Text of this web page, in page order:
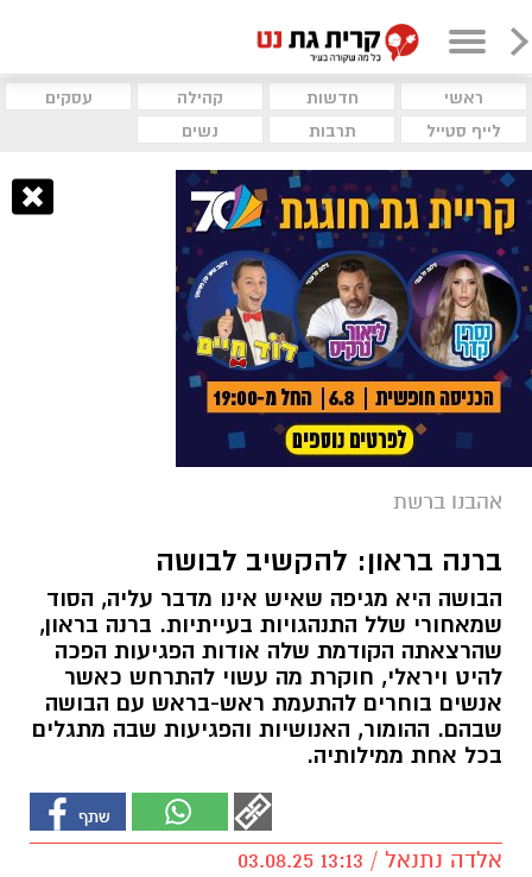
ראשי חדשות קהילה
עסקים
לייף סטייל
תרבות נשים
אהבנו ברשת
ברנה בראון: להקשיב לבושה
הבושה היא מגיפה שאיש אינו מדבר עליה, הסוד
שמאחורי שלל התנהגויות בעייתיות. ברנה בראון,
שהרצאתה הקודמת שלה אודות הפגיעות הפכה
להיט ויראלי, חוקרת מה עשוי להתרחש כאשר
אנשים בוחרים להתעמת ראש-בראש עם הבושה
שבהם. ההומור, האנושיות והפגיעות שבה מתגלים
בכל אחת ממילותיה.
אלדה נתנאל / 13:13 03.08.25